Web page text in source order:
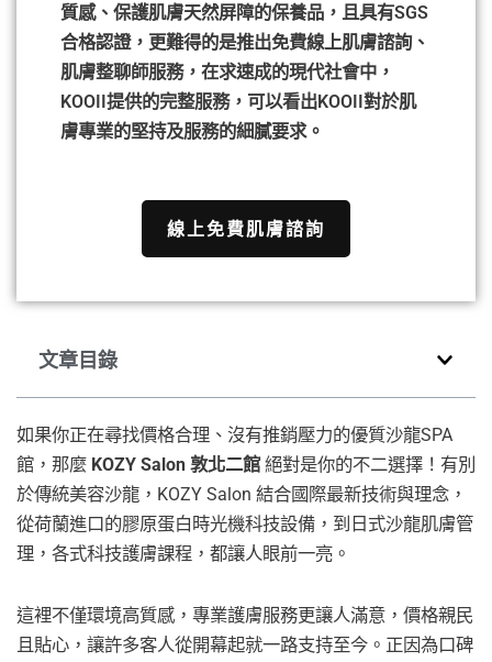
質感、保護肌膚天然屏障的保養品，且具有SGS
合格認證，更難得的是推出免費線上肌膚諮詢、
肌膚整聊師服務，在求速成的現代社會中，
KOOII提供的完整服務，可以看出KOOII對於肌
膚專業的堅持及服務的細膩要求。
線上免費肌膚諮詢
文章目錄
如果你正在尋找價格合理、沒有推銷壓力的優質沙龍SPA
館，那麼 KOZY Salon 敦北二館絕對是你的不二選擇！有別
於傳統美容沙龍，KOZY Salon 結合國際最新技術與理念，
從荷蘭進口的膠原蛋白時光機科技設備，到日式沙龍肌膚管
理，各式科技護膚課程，都讓人眼前一亮。
這裡不僅環境高質感，專業護膚服務更讓人滿意，價格親民
且貼心，讓許多客人從開幕起就一路支持至今。正因為口碑